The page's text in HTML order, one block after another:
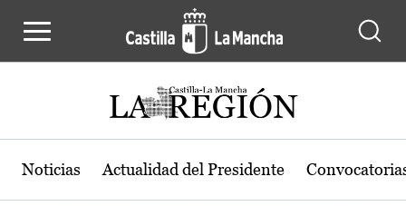
Actualidad de la región de Castilla-
Noticias Actualidad del Presidente